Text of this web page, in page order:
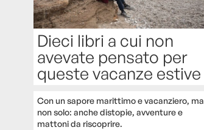
Dieci libri a cui non
avevate pensato per
queste vacanze estive
Con un sapore marittimo e vacanziero, ma
non solo: anche distopie, avventure e
mattoni da riscoprire.